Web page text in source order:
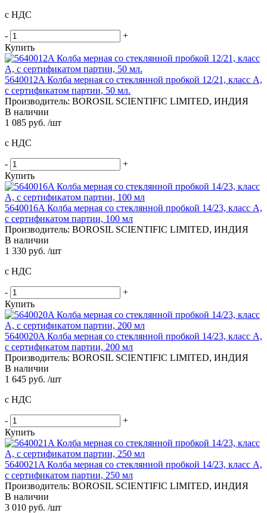
с НДС
-
+
Купить
5640012A Колба мерная со стеклянной пробкой 12/21, класс A,
с сертификатом партии, 50 мл.
Производитель: BOROSIL SCIENTIFIC LIMITED, ИНДИЯ
В наличии
1 085 руб. /шт
с НДС
-
+
Купить
5640016A Колба мерная со стеклянной пробкой 14/23, класс A,
с сертификатом партии, 100 мл
Производитель: BOROSIL SCIENTIFIC LIMITED, ИНДИЯ
В наличии
1 330 руб. /шт
с НДС
-
+
Купить
5640020A Колба мерная со стеклянной пробкой 14/23, класс A,
с сертификатом партии, 200 мл
Производитель: BOROSIL SCIENTIFIC LIMITED, ИНДИЯ
В наличии
1 645 руб. /шт
с НДС
-
+
Купить
5640021A Колба мерная со стеклянной пробкой 14/23, класс A,
с сертификатом партии, 250 мл
Производитель: BOROSIL SCIENTIFIC LIMITED, ИНДИЯ
В наличии
3 010 руб. /шт